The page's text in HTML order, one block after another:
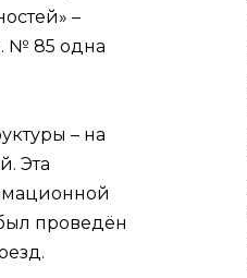
–
№ 85 одна
– на
Эта
проведён